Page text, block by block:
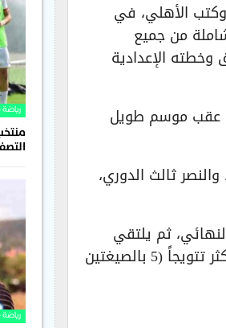
وكتب الأهلي، في
من جميع
الإعدادية
عقب موسم طويل
ثالث الدوري،
نصف النهائي، ثم يلتقي
الفائزان في النهائي في (23) منه، وأحرز الهلال لقب النسختين الماضيتين، وهو الفريق الأكثر تتويجاً (5 بالصيغتين